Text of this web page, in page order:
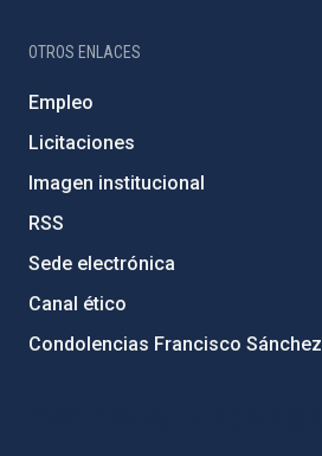
OTROS ENLACES
Empleo
Licitaciones
Imagen institucional
RSS
Sede electrónica
Canal ético
Condolencias Francisco Sánchez